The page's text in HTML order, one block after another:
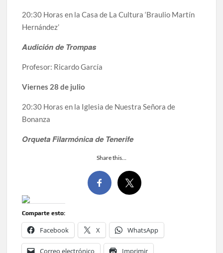
20:30 Horas en la Casa de La Cultura ‘Braulio Martín
Hernández’
Audición de Trompas
Profesor: Ricardo García
Viernes 28 de julio
20:30 Horas en la Iglesia de Nuestra Señora de
Bonanza
Orqueta Filarmónica de Tenerife
Share this…
Comparte esto:
Facebook X WhatsApp
Correo electrónico Imprimir